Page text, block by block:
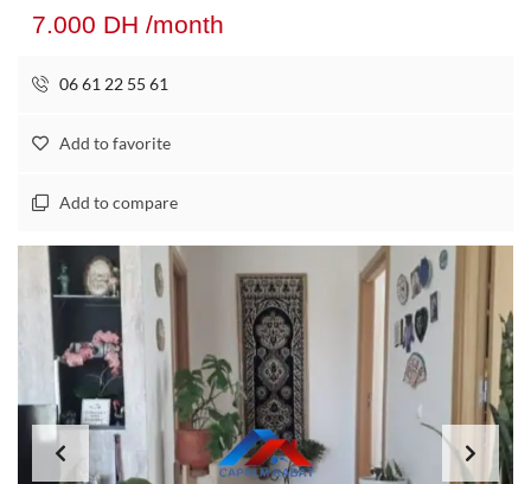
7.000 DH /month
06 61 22 55 61
Add to favorite
Add to compare